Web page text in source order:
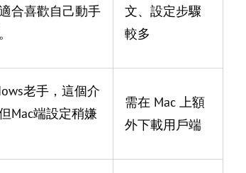
合喜歡自己動手
文、設定步驟
較多
老手，這個介
Mac端設定稍嫌
需在 Mac 上額
外下載用戶端